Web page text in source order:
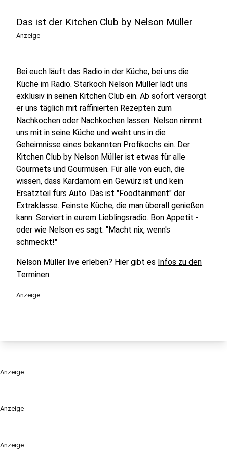
Anzeige
Anzeige
Das ist der Kitchen Club by Nelson Müller
Anzeige
Bei euch läuft das Radio in der Küche, bei uns die
Küche im Radio. Starkoch Nelson Müller lädt uns
exklusiv in seinen Kitchen Club ein. Ab sofort versorgt
er uns täglich mit raffinierten Rezepten zum
Nachkochen oder Nachkochen lassen. Nelson nimmt
uns mit in seine Küche und weiht uns in die
Geheimnisse eines bekannten Profikochs ein. Der
Kitchen Club by Nelson Müller ist etwas für alle
Gourmets und Gourmüsen. Für alle von euch, die
wissen, dass Kardamom ein Gewürz ist und kein
Ersatzteil fürs Auto. Das ist "Foodtainment" der
Extraklasse. Feinste Küche, die man überall genießen
kann. Serviert in eurem Lieblingsradio. Bon Appetit -
oder wie Nelson es sagt: "Macht nix, wenn's
schmeckt!"
Nelson Müller live erleben? Hier gibt es Infos zu den
Terminen.
Anzeige
Anzeige